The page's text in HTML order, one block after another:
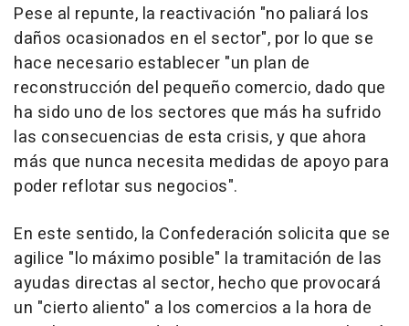
Pese al repunte, la reactivación "no paliará los
daños ocasionados en el sector", por lo que se
hace necesario establecer "un plan de
reconstrucción del pequeño comercio, dado que
ha sido uno de los sectores que más ha sufrido
las consecuencias de esta crisis, y que ahora
más que nunca necesita medidas de apoyo para
poder reflotar sus negocios".
En este sentido, la Confederación solicita que se
agilice "lo máximo posible" la tramitación de las
ayudas directas al sector, hecho que provocará
un "cierto aliento" a los comercios a la hora de